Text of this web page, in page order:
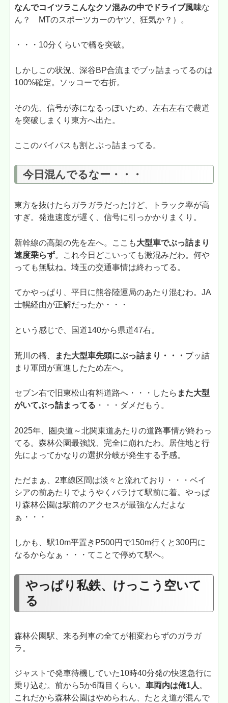
なんでコイツラこんなクソ混みの中でドライブ風味な
ん？ MTのスポーツカーのヤツ、狂気か？）。
・・・10分くらいで橋を突破。
しかしこの状況、深谷BP合流までブッ詰まってるのは
100%確定。ソッコーで右折。
その先、信号が赤になるっぽいため、左右左右で農道
を突破しまくり東方へ出た。
ここのバイパスも割とぶっ詰まってる。
今日混んでるなー・・・
東方を抜けたらガラガラだったけど、トラック率が高
すぎ。発進速度が遅く、信号に引っかかりまくり。
新幹線の高架の先を左へ。ここも大型車でぶっ詰まり
速度乗らず。これ今日どこいっても激混みだわ。何や
っても無駄ね。埼玉の交通事情は終わってる。
てかやっぱり、平日に熊谷陸運局のあたり混むわ。JA
士幌経由が正解だったか・・・
という感じで、国道140から県道47右。
荒川の橋、 また大型車先頭にぶっ詰まり・・・ ブッ詰
まり軍団が直進したため左へ。
セブン右で旧東松山有料道路へ・・・したら また大型
がいてぶっ詰まってる ・・・ダメだもう。
2025年、圏央道～北関東道あたりの道路事情が終わっ
てる。森林公園最強説、完全に崩れたわ。居住地と行
先によってかなりの選択分岐が発生する予感。
ただまぁ、2車線区間は淡々と流れており・・・ベイ
シアの前あたりでようやくバラけて駅前に着。やっぱ
り森林公園は駅前のアクセスが最強なんだよな
ぁ・・・
しかも、駅10m平置きP500円で150m行くと300円に
なるからなぁ・・・てことで停めて駅へ。
やっぱり私鉄、けっこう空いて
る
森林公園駅、来る列車の全てが相変わらずのガラガ
ラ。
ジャストで発車待機していた10時40分発の快速急行に
乗り込む。前から5か6両目くらい。車両内は俺1人 。
これだから森林公園はやめられん、たとえ道が混んで